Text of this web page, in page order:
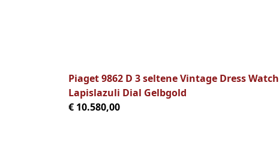
Piaget 9862 D 3 seltene Vintage Dress Watch
Lapislazuli Dial Gelbgold
€ 10.580,00